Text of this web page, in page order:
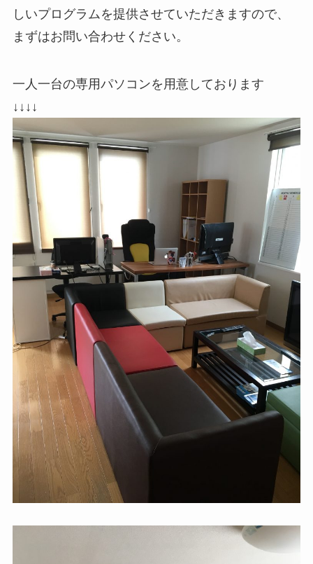
しいプログラムを提供させていただきますので、
まずはお問い合わせください。
一人一台の専用パソコンを用意しております
↓↓↓↓